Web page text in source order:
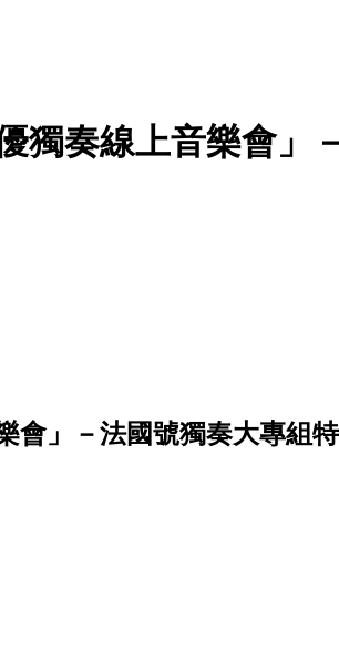
獨奏線上音樂會」
會」－法國號獨奏大專組